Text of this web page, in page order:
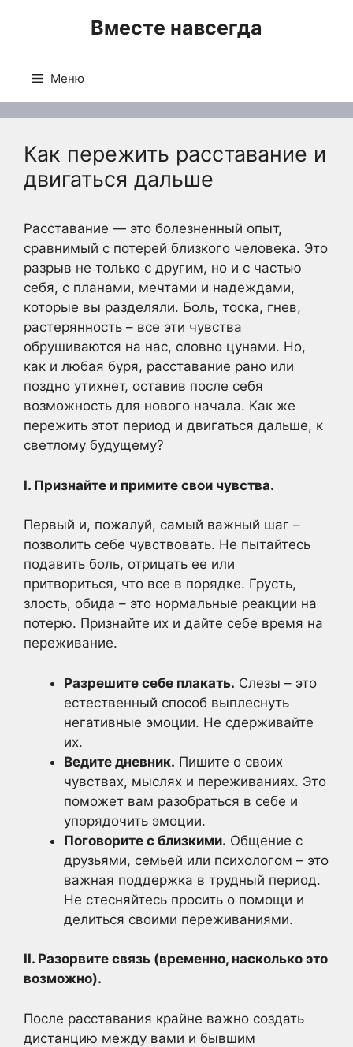
Вместе навсегда
Меню
Как пережить расставание и
двигаться дальше
Расставание — это болезненный опыт,
сравнимый с потерей близкого человека. Это
разрыв не только с другим, но и с частью
себя, с планами, мечтами и надеждами,
которые вы разделяли. Боль, тоска, гнев,
растерянность – все эти чувства
обрушиваются на нас, словно цунами. Но,
как и любая буря, расставание рано или
поздно утихнет, оставив после себя
возможность для нового начала. Как же
пережить этот период и двигаться дальше, к
светлому будущему?
I. Признайте и примите свои чувства.
Первый и, пожалуй, самый важный шаг –
позволить себе чувствовать. Не пытайтесь
подавить боль, отрицать ее или
притвориться, что все в порядке. Грусть,
злость, обида – это нормальные реакции на
потерю. Признайте их и дайте себе время на
переживание.
Разрешите себе плакать. Слезы – это
естественный способ выплеснуть
негативные эмоции. Не сдерживайте
их.
Ведите дневник. Пишите о своих
чувствах, мыслях и переживаниях. Это
поможет вам разобраться в себе и
упорядочить эмоции.
Поговорите с близкими. Общение с
друзьями, семьей или психологом – это
важная поддержка в трудный период.
Не стесняйтесь просить о помощи и
делиться своими переживаниями.
II. Разорвите связь (временно, насколько это
возможно).
После расставания крайне важно создать
дистанцию между вами и бывшим